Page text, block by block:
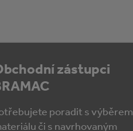
zástupci
poradit s výběrem
či s navrhovaným